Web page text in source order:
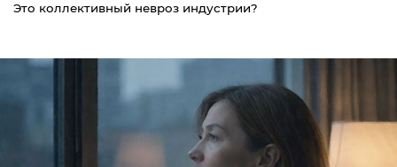
Это коллективный невроз индустрии?